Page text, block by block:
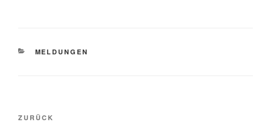
KATEGORIEN
MELDUNGEN
Beitragsnavigation
Vorheriger
ZURÜCK